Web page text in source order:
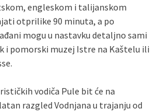
engleskom i talijanskom
otprilike 90 minuta, a po
mogu u nastavku detaljno sami
i pomorski muzej Istre na Kaštelu ili
vodiča Pule bit će na
razgled Vodnjana u trajanju od